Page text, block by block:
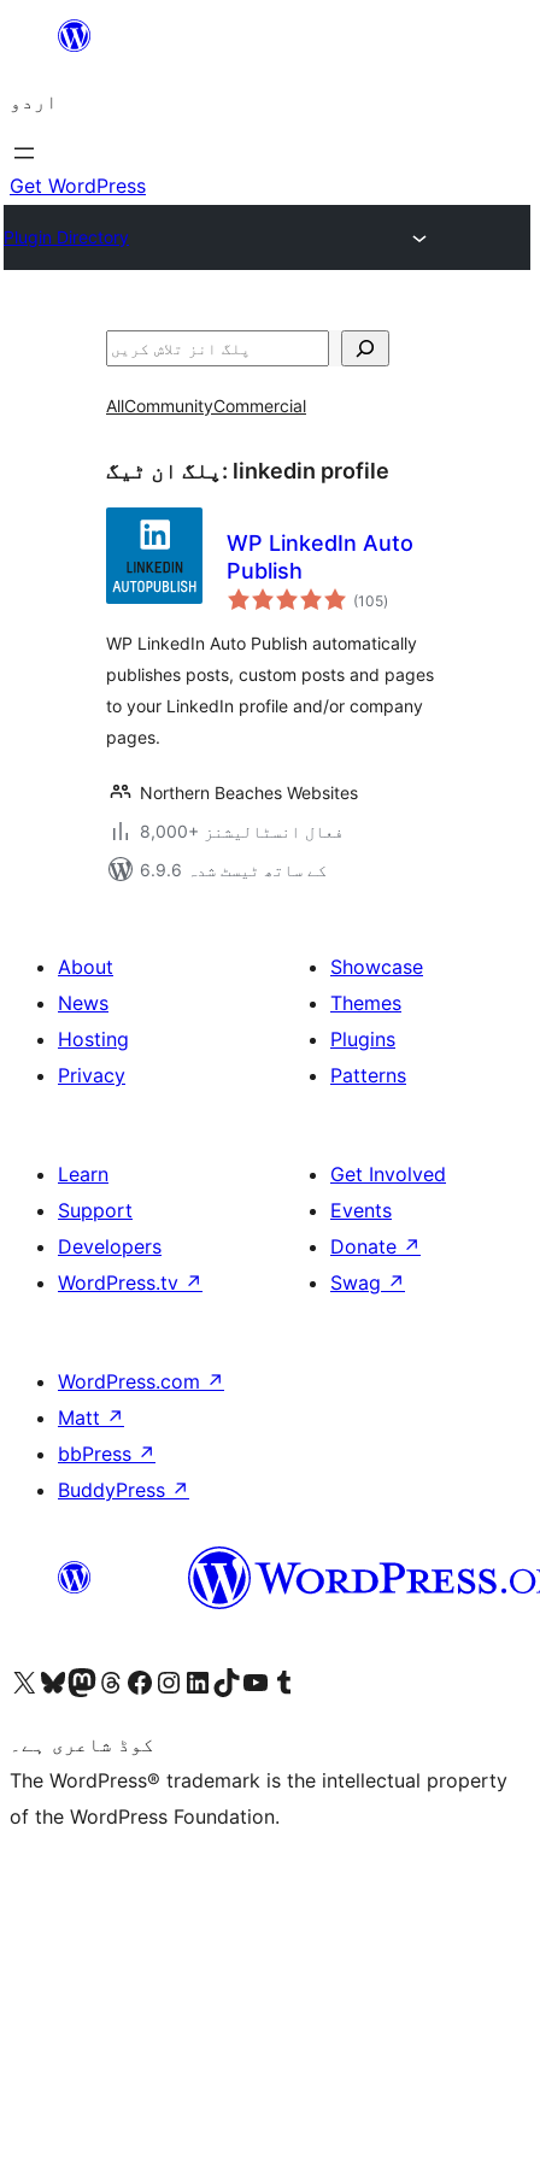
چھوڑیں
پر
جائیں
اردو
Get WordPress
Plugin Directory
تلاش
AllCommunityCommercial
پلگ ان ٹیگ: linkedin profile
WP LinkedIn Auto
Publish
(105مجموعی
درجہ
)
WP LinkedIn Auto Publish automatically
publishes posts, custom posts and pages
to your LinkedIn profile and/or company
pages.
Northern Beaches Websites
8,000+ فعال انسٹالیشنز
6.9.6 کے ساتھ ٹیسٹ شدہ
About
News
Hosting
Privacy
Showcase
Themes
Plugins
Patterns
Learn
Support
Developers
WordPress.tv ↗
Get Involved
Events
Donate ↗
Swag ↗
WordPress.com ↗
Matt ↗
bbPress ↗
BuddyPress ↗
Visit our X (formerly Twitter) account
ہمارے بلیواسکائی اکاؤنٹ پر جائیں
Visit our Mastodon account
ہمارے ٹھریڈز اکاؤنٹ پر جائیں
Visit our Facebook page
Visit our Instagram account
Visit our LinkedIn account
ہمارے ٹک ٹاک اکاؤنٹ پر جائیں
Visit our YouTube channel
ہمارے ٹمبلر اکاؤنٹ پر جائیں
کوڈ شاعری ہے۔
The WordPress® trademark is the intellectual property
of the WordPress Foundation.